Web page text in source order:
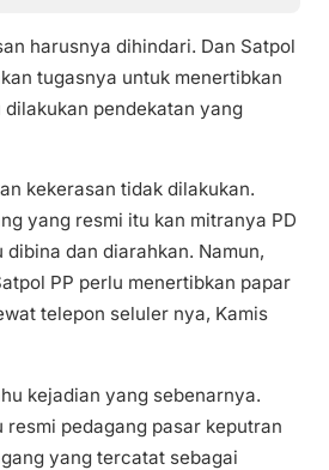
harusnya dihindari. Dan Satpol
tugasnya untuk menertibkan
pendekatan yang
kekerasan tidak dilakukan.
yang resmi itu kan mitranya PD
dan diarahkan. Namun,
PP perlu menertibkan papar
telepon seluler nya, Kamis
kejadian yang sebenarnya.
resmi pedagang pasar keputran
yang tercatat sebagai